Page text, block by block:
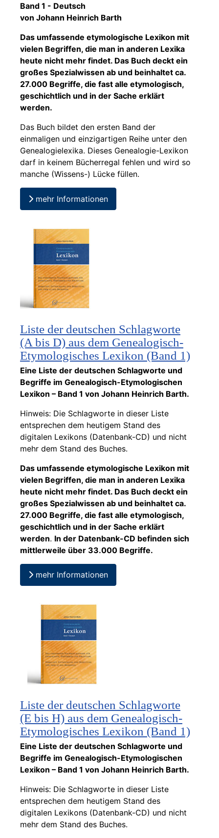
Band 1 - Deutsch
von Johann Heinrich Barth
Das umfassende etymologische Lexikon mit
vielen Begriffen, die man in anderen Lexika
heute nicht mehr findet. Das Buch deckt ein
großes Spezialwissen ab und beinhaltet ca.
27.000 Begriffe, die fast alle etymologisch,
geschichtlich und in der Sache erklärt
werden.
Das Buch bildet den ersten Band der
einmaligen und einzigartigen Reihe unter den
Genealogielexika. Dieses Genealogie-Lexikon
darf in keinem Bücherregal fehlen und wird so
manche (Wissens-) Lücke füllen.
mehr Informationen
Liste der deutschen Schlagworte
(A bis D) aus dem Genealogisch-
Etymologisches Lexikon (Band 1)
Eine Liste der deutschen Schlagworte und
Begriffe im Genealogisch-Etymologischen
Lexikon – Band 1 von Johann Heinrich Barth.
Hinweis: Die Schlagworte in dieser Liste
entsprechen dem heutigem Stand des
digitalen Lexikons (Datenbank-CD) und nicht
mehr dem Stand des Buches.
Das umfassende etymologische Lexikon mit
vielen Begriffen, die man in anderen Lexika
heute nicht mehr findet. Das Buch deckt ein
großes Spezialwissen ab und beinhaltet ca.
27.000 Begriffe, die fast alle etymologisch,
geschichtlich und in der Sache erklärt
werden. In der Datenbank-CD befinden sich
mittlerweile über 33.000 Begriffe.
mehr Informationen
Liste der deutschen Schlagworte
(E bis H) aus dem Genealogisch-
Etymologisches Lexikon (Band 1)
Eine Liste der deutschen Schlagworte und
Begriffe im Genealogisch-Etymologischen
Lexikon – Band 1 von Johann Heinrich Barth.
Hinweis: Die Schlagworte in dieser Liste
entsprechen dem heutigem Stand des
digitalen Lexikons (Datenbank-CD) und nicht
mehr dem Stand des Buches.